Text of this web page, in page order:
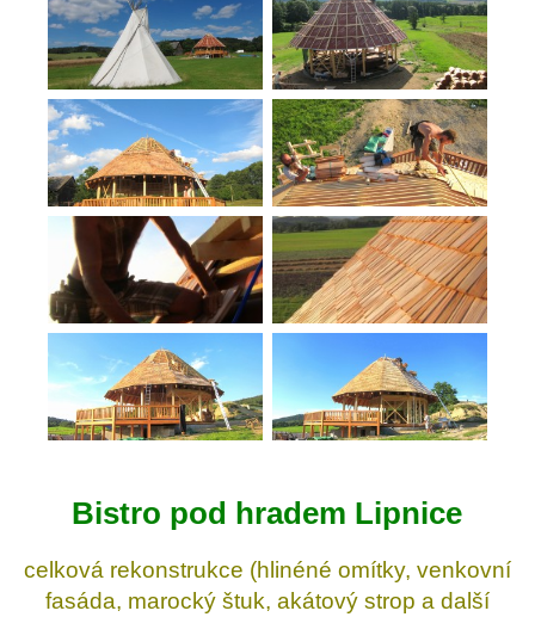
Bistro pod hradem Lipnice
celková rekonstrukce (hlinéné omítky, venkovní
fasáda, marocký štuk, akátový strop a další